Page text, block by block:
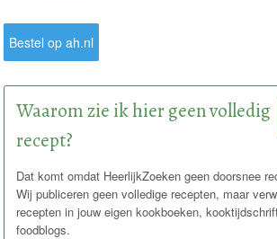
Bestel op ah.nl
Waarom zie ik hier geen volledig
recept?
Dat komt omdat HeerlijkZoeken geen doorsnee
Wij publiceren geen volledige recepten, maar
recepten in jouw eigen kookboeken,
foodblogs.